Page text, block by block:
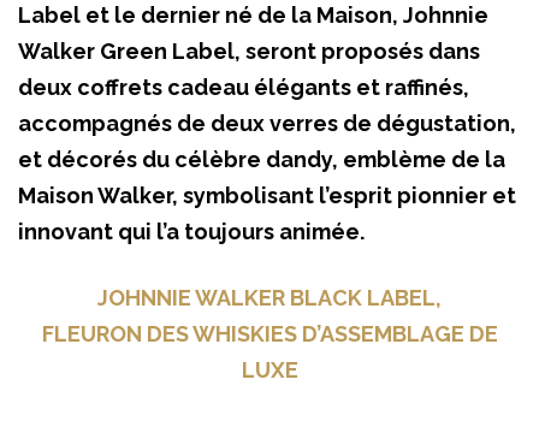
Label et le dernier né de la Maison, Johnnie
Walker Green Label, seront proposés dans
deux coffrets cadeau élégants et raffinés,
accompagnés de deux verres de dégustation,
et décorés du célèbre dandy, emblème de la
Maison Walker, symbolisant l’esprit pionnier et
innovant qui l’a toujours animée.
JOHNNIE WALKER BLACK LABEL,
FLEURON DES WHISKIES D’ASSEMBLAGE DE
LUXE